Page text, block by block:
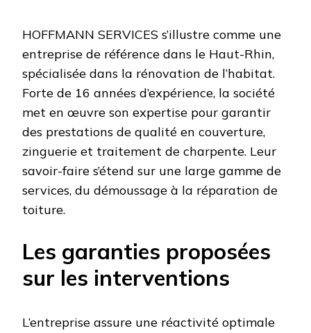
HOFFMANN SERVICES s’illustre comme une
entreprise de référence dans le Haut-Rhin,
spécialisée dans la rénovation de l’habitat.
Forte de 16 années d’expérience, la société
met en œuvre son expertise pour garantir
des prestations de qualité en couverture,
zinguerie et traitement de charpente. Leur
savoir-faire s’étend sur une large gamme de
services, du démoussage à la réparation de
toiture.
Les garanties proposées
sur les interventions
L’entreprise assure une réactivité optimale